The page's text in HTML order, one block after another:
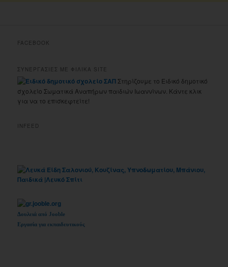
FACEBOOK
ΣΥΝΕΡΓΑΣΙΕΣ ΜΕ ΦΙΛΙΚΑ SITE
Στηρίζουμε το Ειδικό δημοτικό
σχολείο Σωματικά Αναπήρων παιδιών Ιωαννίνων. Κάντε κλικ
για να το επισκεφτείτε!
INFEED
Δουλειά από Jooble
Εργασία για εκπαιδευτικούς